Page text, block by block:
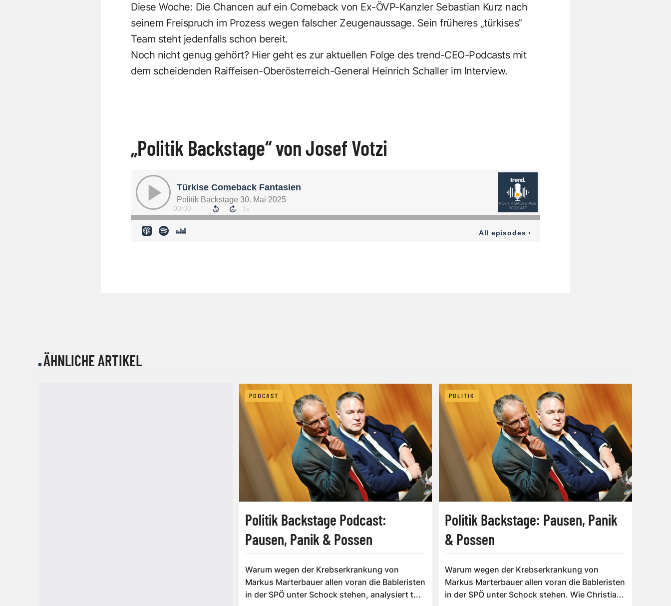
Diese Woche: Die Chancen auf ein Comeback von Ex-ÖVP-Kanzler Sebastian Kurz nach
seinem Freispruch im Prozess wegen falscher Zeugenaussage. Sein früheres „türkises“
Team steht jedenfalls schon bereit.
Noch nicht genug gehört? Hier geht es zur aktuellen Folge des trend-CEO-Podcastsmit
dem scheidenden Raiffeisen-Oberösterreich-General Heinrich Schaller im Interview.
„Politik Backstage“ von Josef Votzi
ÄHNLICHE ARTIKEL
PODCAST
Politik Backstage Podcast:
Pausen, Panik & Possen
Warum wegen der Krebserkrankung von
Markus Marterbauer allen voran die Bableristen
in der SPÖ unter Schock stehen, analysiert t...
POLITIK
Politik Backstage: Pausen, Panik
& Possen
Warum wegen der Krebserkrankung von
Markus Marterbauer allen voran die Bableristen
in der SPÖ unter Schock stehen. Wie Christia...